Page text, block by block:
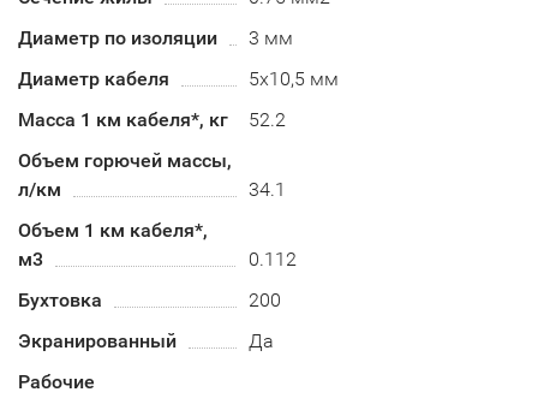
Диаметр по изоляции
3 мм
Диаметр кабеля
5х10,5 мм
Масса 1 км кабеля*, кг
52.2
Объем горючей массы,
л/км
34.1
Объем 1 км кабеля*,
м3
0.112
Бухтовка
200
Экранированный
Да
Рабочие